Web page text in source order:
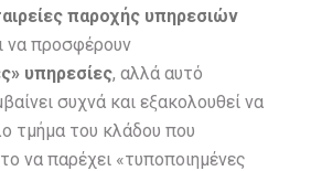
παροχής υπηρεσιών
να προσφέρουν
υπηρεσίες, αλλά αυτό
συχνά και εξακολουθεί να
τμήμα του κλάδου που
να παρέχει «τυποποιημένες